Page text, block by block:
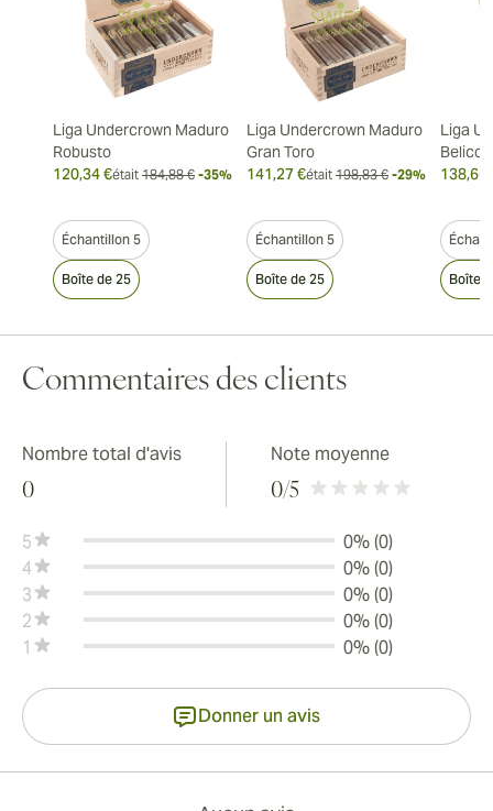
Liga Undercrown Maduro
Robusto
120,34 €était 184,88 € -35%
Échantillon 5
Boîte de 25
Liga Undercrown Maduro
Gran Toro
141,27 €était 198,83 € -29%
Échantillon 5
Boîte de 25
Liga
138,66
Boîte
Commentaires des clients
Nombre total d'avis
0
Note moyenne
0/5
5
0% (0)
4
0% (0)
3
0% (0)
2
0% (0)
1
0% (0)
Donner un avis